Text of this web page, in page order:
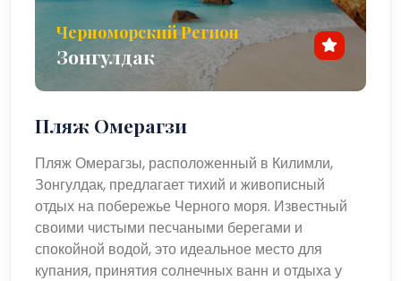
Черноморский Регион
Зонгулдак
Пляж Омерагзи
Пляж Омерагзы, расположенный в Килимли,
Зонгулдак, предлагает тихий и живописный
отдых на побережье Черного моря. Известный
своими чистыми песчаными берегами и
спокойной водой, это идеальное место для
купания, принятия солнечных ванн и отдыха у